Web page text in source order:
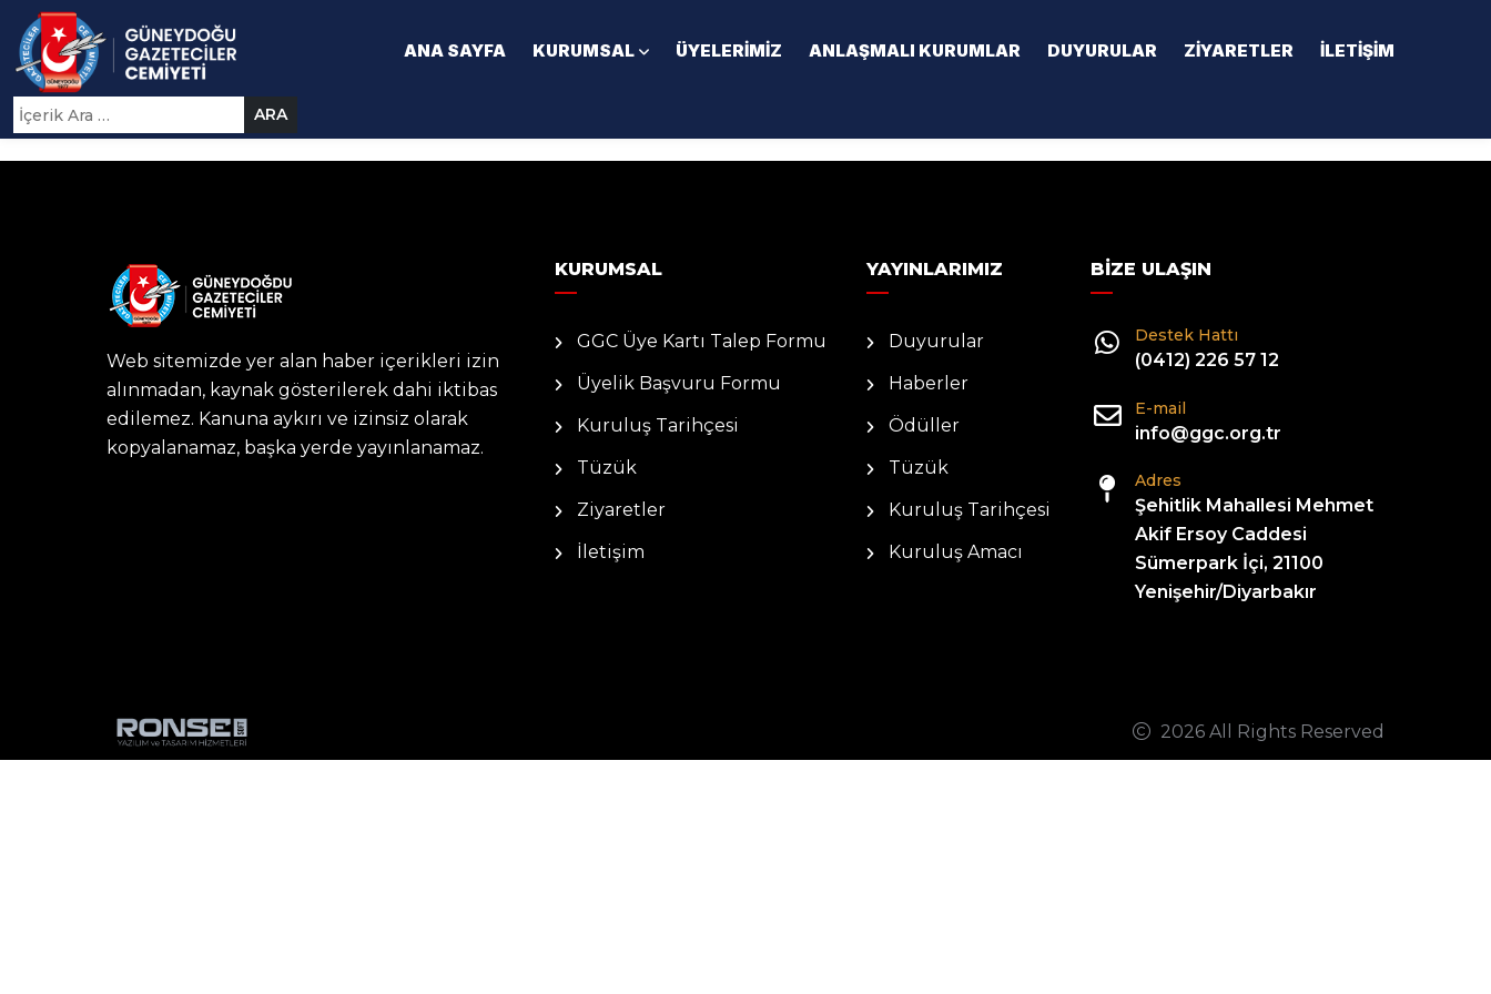
ANA SAYFA KURUMSAL ÜYELERIMIZ ANLAŞMALI KURUMLAR DUYURULAR ZIYARETLER İLETIŞIM
ARA
Web sitemizde yer alan haber içerikleri izin
alınmadan, kaynak gösterilerek dahi iktibas
edilemez. Kanuna aykırı ve izinsiz olarak
kopyalanamaz, başka yerde yayınlanamaz.
KURUMSAL
GGC Üye Kartı Talep Formu
Üyelik Başvuru Formu
Kuruluş Tarihçesi
Tüzük
Ziyaretler
İletişim
YAYINLARIMIZ
Duyurular
Haberler
Ödüller
Tüzük
Kuruluş Tarihçesi
Kuruluş Amacı
BIZE ULAŞIN
Destek Hattı
(0412) 226 57 12
E-mail
info@ggc.org.tr
Adres
Şehitlik Mahallesi Mehmet
Akif Ersoy Caddesi
Sümerpark İçi, 21100
Yenişehir/Diyarbakır
2026 All Rights Reserved